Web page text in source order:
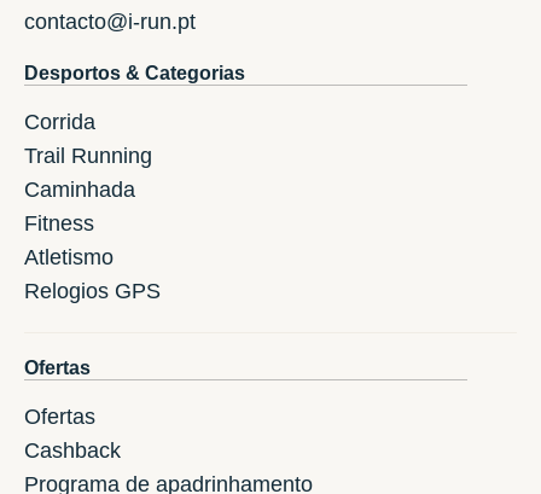
contacto@i-run.pt
Desportos & Categorias
Corrida
Trail Running
Caminhada
Fitness
Atletismo
Relogios GPS
Ofertas
Ofertas
Cashback
Programa de apadrinhamento